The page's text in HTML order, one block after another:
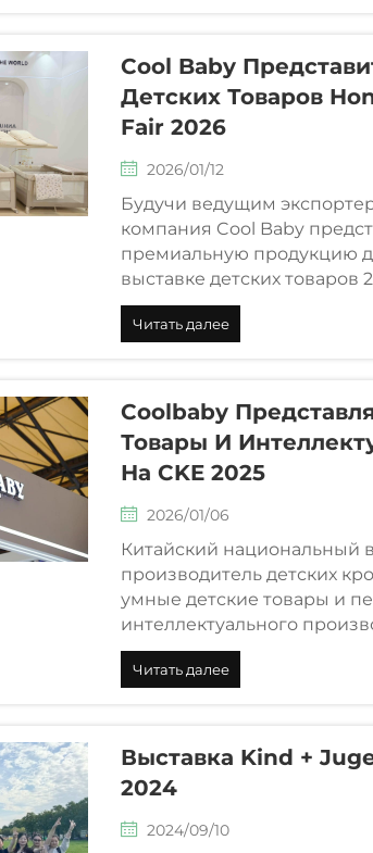
Cool Baby
Детских Товаров
Fair 2026
2026/01/12
Будучи ведущим
компания Cool Baby
премиальную продукцию
выставке детских
и безопасные товары для
чем в 72 странах.
Читать далее
Coolbaby
Товары И
На CKE 2025
2026/01/06
Китайский национальный
производитель детских
умные детские товары и
интеллектуального
предлагая
лабораторные испытания
Читать далее
Выставка Kind +
2024
2024/09/10